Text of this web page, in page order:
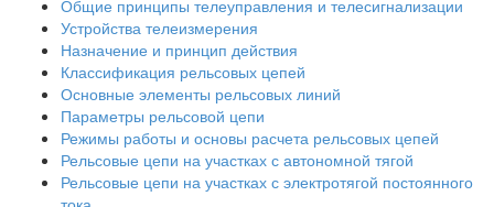
Общие принципы телеуправления и телесигнализации
Устройства телеизмерения
Назначение и принцип действия
Классификация рельсовых цепей
Основные элементы рельсовых линий
Параметры рельсовой цепи
Режимы работы и основы расчета рельсовых цепей
Рельсовые цепи на участках с автономной тягой
Рельсовые цепи на участках с электротягой постоянного